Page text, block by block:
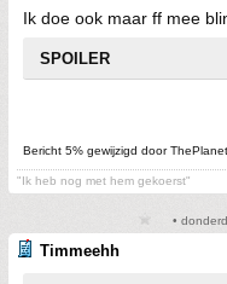
Ik doe ook maar ff mee
SPOILER
Bericht 5% gewijzigd door
"Ik heb nog met hem gekoerst"
•
Timmeehh